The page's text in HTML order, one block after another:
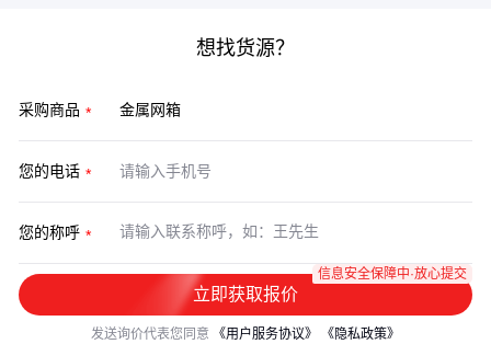
想找货源？
采购商品
您的电话
您的称呼
立即获取报价
信息安全保障中·放心提交
发送询价代表您同意 《用户服务协议》 《隐私政策》